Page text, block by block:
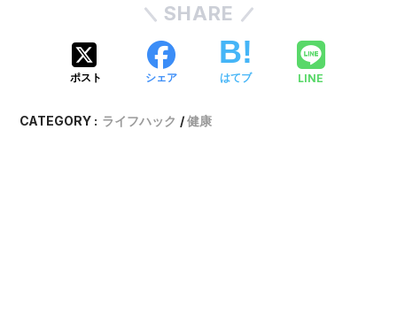
SHARE
ポスト シェア はてブ LINE
CATEGORY : ライフハック 健康